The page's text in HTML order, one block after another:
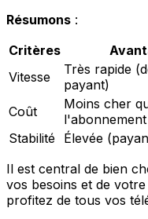
Résumons :
Critères
Vitesse
Très rapide
payant)
Coût
Moins cher
Stabilité Élevée
Il est central de bien
vos besoins et de
profitez de tous vos